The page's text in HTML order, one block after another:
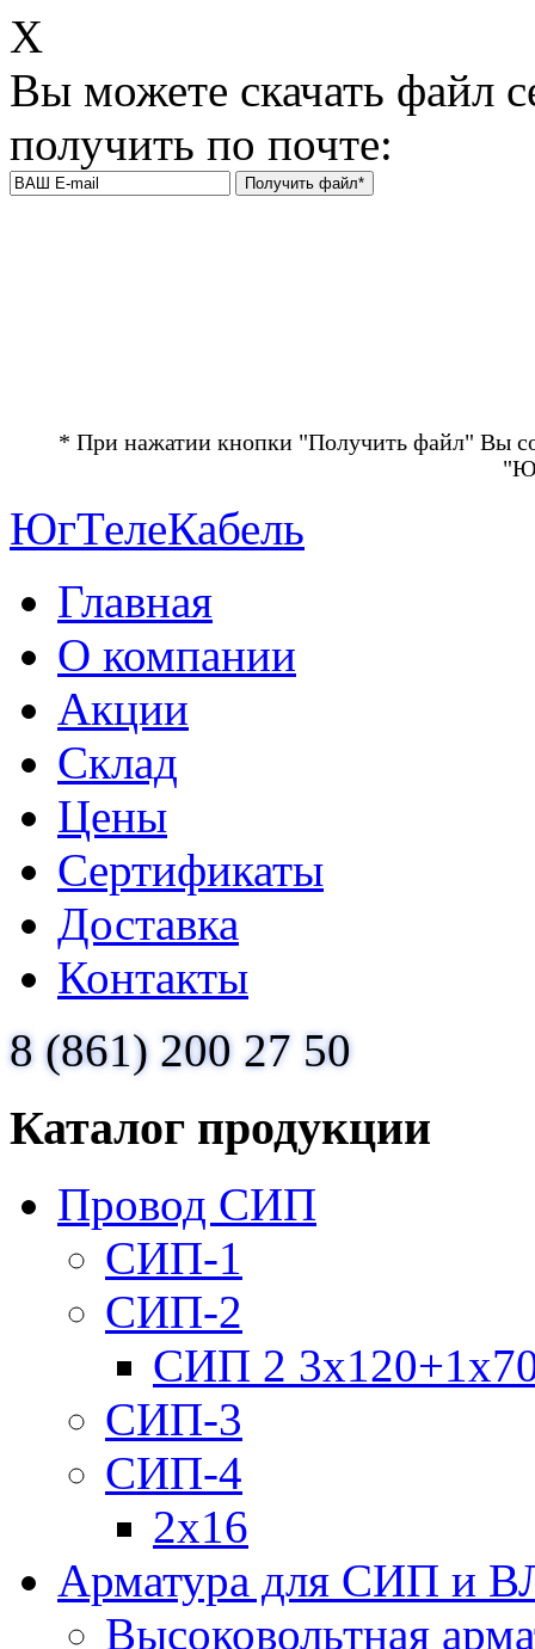
Х
Вы можете скачать файл
получить по почте:
* При нажатии кнопки "Получить файл" Вы
ЮгТелеКабель
Главная
О компании
Акции
Склад
Цены
Сертификаты
Доставка
Контакты
8 (861) 200 27 50
Каталог продукции
Провод СИП
СИП-1
СИП-2
СИП 2
СИП-3
СИП-4
2х16
Арматура для СИП и
Высоковольтная